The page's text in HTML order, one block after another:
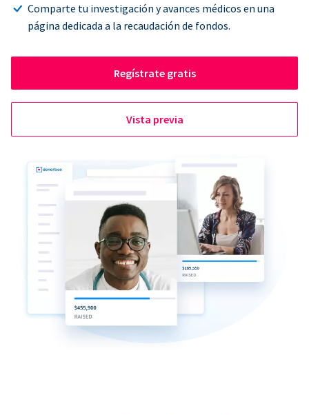
Comparte tu investigación y avances médicos en una
página dedicada a la recaudación de fondos.
Regístrate gratis
Vista previa